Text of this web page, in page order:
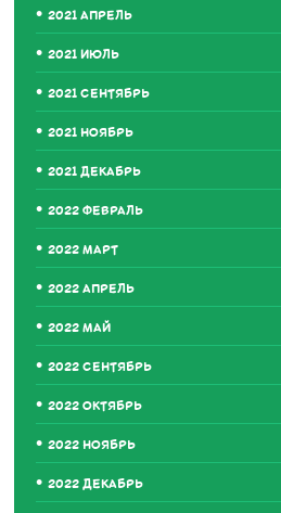
2021 АПРЕЛЬ
2021 ИЮЛЬ
2021 СЕНТЯБРЬ
2021 НОЯБРЬ
2021 ДЕКАБРЬ
2022 ФЕВРАЛЬ
2022 МАРТ
2022 АПРЕЛЬ
2022 МАЙ
2022 СЕНТЯБРЬ
2022 ОКТЯБРЬ
2022 НОЯБРЬ
2022 ДЕКАБРЬ